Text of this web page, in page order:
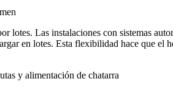
lotes. Las instalaciones con sistemas
en lotes. Esta flexibilidad hace que
y alimentación de chatarra